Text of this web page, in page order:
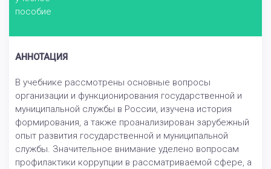
пособие
АННОТАЦИЯ
В учебнике рассмотрены основные вопросы
организации и функционирования государственной и
муниципальной службы в России, изучена история
формирования, а также проанализирован зарубежный
опыт развития государственной и муниципальной
службы. Значительное внимание уделено вопросам
профилактики коррупции в рассматриваемой сфере, а